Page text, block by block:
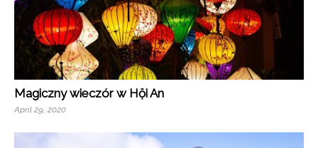
Magiczny wieczór w Hội An
April 29, 2020